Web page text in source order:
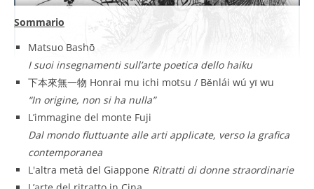
Sommario
Matsuo Bashō
I suoi insegnamenti sull’arte poetica dello haiku
下本來無一物 Honrai mu ichi motsu / Běnlái wú yī wu
“In origine, non si ha nulla”
L’immagine del monte Fuji
Dal mondo fluttuante alle arti applicate, verso la grafica
contemporanea
L'altra metà del Giappone Ritratti di donne straordinarie